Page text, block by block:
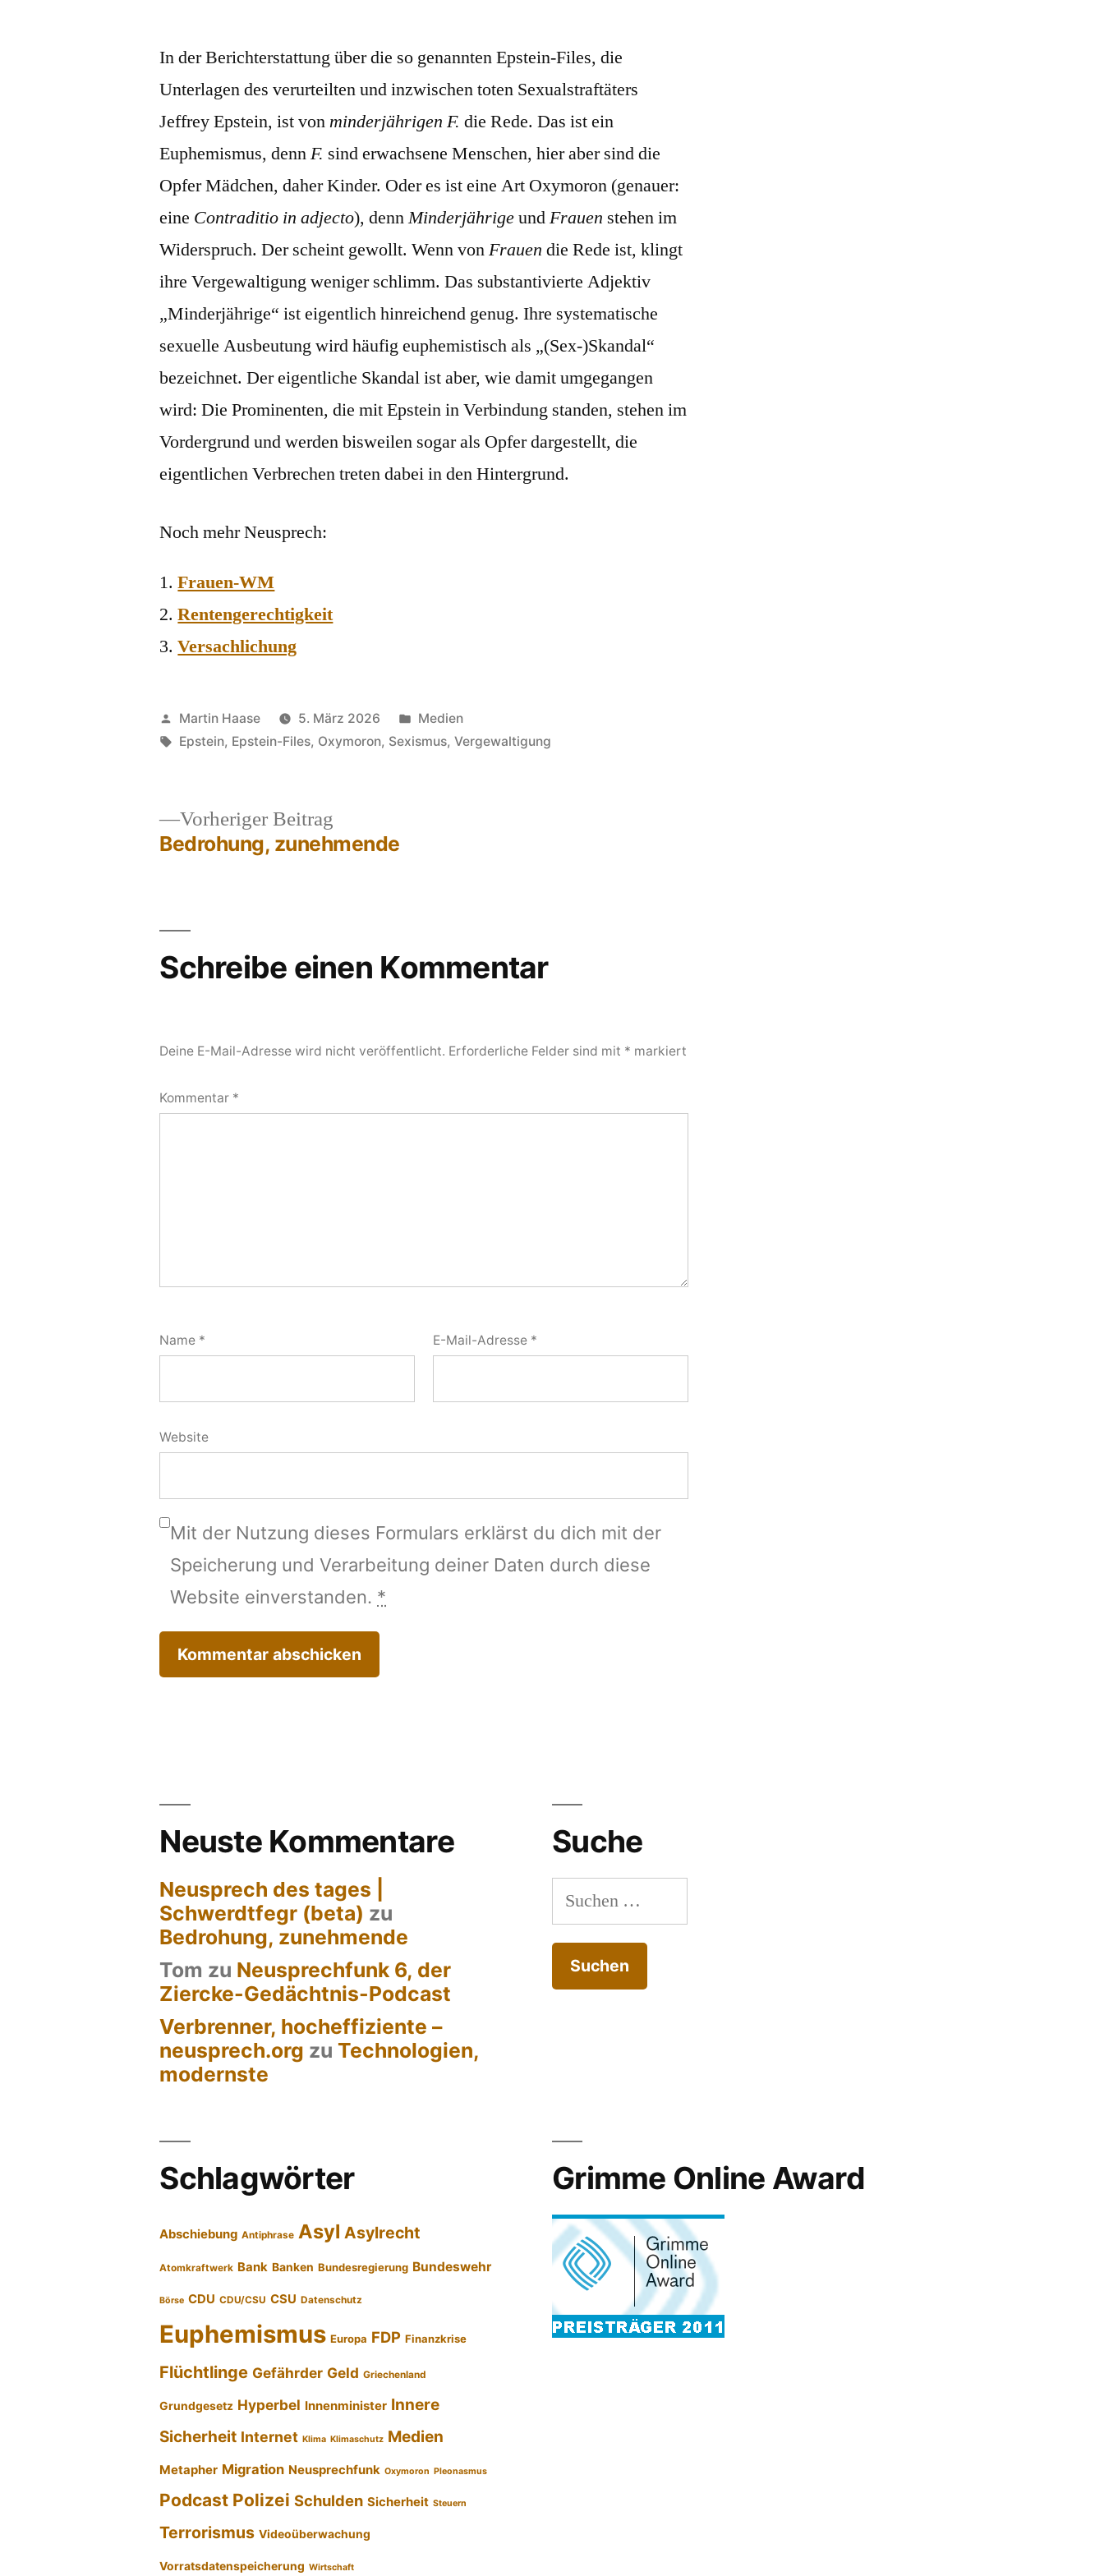
In der Berichterstattung über die so genannten Epstein-Files, die
Unterlagen des verurteilten und inzwischen toten Sexualstraftäters
Jeffrey Epstein, ist vonminderjährigen F.die Rede. Das ist ein
Euphemismus, dennF. sind erwachsene Menschen, hier aber sind die
Opfer Mädchen, daher Kinder. Oder es ist eine Art Oxymoron (genauer:
eine Contraditio in adjecto), dennMinderjährigeundFrauen stehen im
Widerspruch. Der scheint gewollt. Wenn vonFrauen die Rede ist, klingt
ihre Vergewaltigung weniger schlimm. Das substantivierte Adjektiv
„Minderjährige“ ist eigentlich hinreichend genug. Ihre systematische
sexuelle Ausbeutung wird häufig euphemistisch als „(Sex-)Skandal“
bezeichnet. Der eigentliche Skandal ist aber, wie damit umgegangen
wird: Die Prominenten, die mit Epstein in Verbindung standen, stehen im
Vordergrund und werden bisweilen sogar als Opfer dargestellt, die
eigentlichen Verbrechen treten dabei in den Hintergrund.
Noch mehr Neusprech:
Frauen-WM
Rentengerechtigkeit
Versachlichung
Veröffentlicht
von
Martin Haase 5. März 2026
Veröffentlicht
in
Medien
Schlagwörter:
Epstein, Epstein-Files, Oxymoron, Sexismus,Vergewaltigung
Beitragsnavigation
Vorheriger Beitrag
Beitrag:
Bedrohung, zunehmende
Schreibe einen Kommentar
Deine E-Mail-Adresse wird nicht veröffentlicht. Erforderliche Felder sind mit * markiert
Kommentar *
Name * E-Mail-Adresse *
Website
Mit der Nutzung dieses Formulars erklärst du dich mit der
Speicherung und Verarbeitung deiner Daten durch diese
Website einverstanden. *
Neuste Kommentare
Neusprech des tages |
Schwerdtfegr (beta) zu
Bedrohung, zunehmende
Tom zu Neusprechfunk 6, der
Ziercke-Gedächtnis-Podcast
Verbrenner, hocheffiziente –
neusprech.org zuTechnologien,
modernste
Suche
Suchen
nach:
Schlagwörter
Abschiebung Antiphrase Asyl Asylrecht
Atomkraftwerk Bank Banken Bundesregierung Bundeswehr
Börse CDU CDU/CSU CSU Datenschutz
Euphemismus Europa FDP Finanzkrise
Flüchtlinge Gefährder Geld Griechenland
Grundgesetz Hyperbel Innenminister Innere
Sicherheit Internet Klima Klimaschutz Medien
Metapher Migration Neusprechfunk Oxymoron Pleonasmus
Podcast Polizei Schulden Sicherheit Steuern
Terrorismus Videoüberwachung
Vorratsdatenspeicherung Wirtschaft
Grimme Online Award